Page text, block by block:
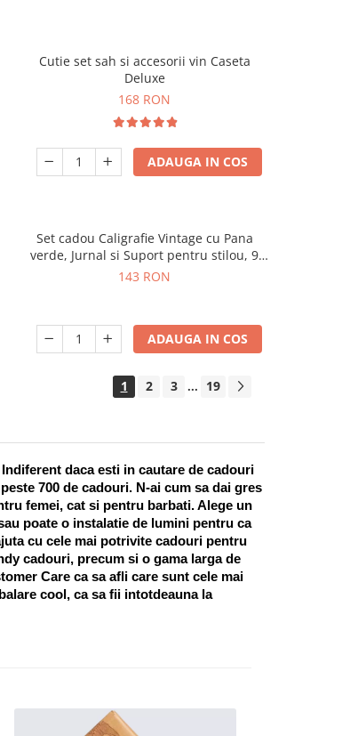
Cutie set sah si accesorii vin Caseta
Deluxe
168 RON
ADAUGA IN COS
Set cadou Caligrafie Vintage cu Pana
verde, Jurnal si Suport pentru stilou, 9
piese
143 RON
ADAUGA IN COS
1 2 3 ... 19
daca esti in cautare de cadouri
700 de cadouri. N-ai cum sa dai gres
femei, cat si pentru barbati. Alege un
poate o instalatie de lumini pentru ca
cu cele mai potrivite cadouri pentru
cadouri, precum si o gama larga de
Care ca sa afli care sunt cele mai
cool, ca sa fii intotdeauna la